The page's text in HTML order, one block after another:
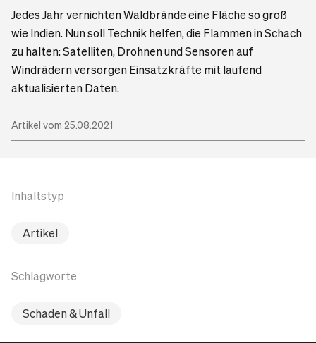
Jedes Jahr vernichten Waldbrände eine Fläche so groß
wie Indien. Nun soll Technik helfen, die Flammen in Schach
zu halten: Satelliten, Drohnen und Sensoren auf
Windrädern versorgen Einsatzkräfte mit laufend
aktualisierten Daten.
Artikel vom 25.08.2021
Inhaltstyp
Artikel
Schlagworte
Schaden & Unfall